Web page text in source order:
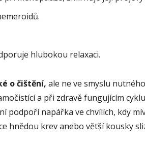
hlubokou relaxaci.
o čištění, ale ne ve smyslu
a při zdravě fungujícím
podpoří napářka ve chvílích, kdy
hnědou krev anebo větší kousky